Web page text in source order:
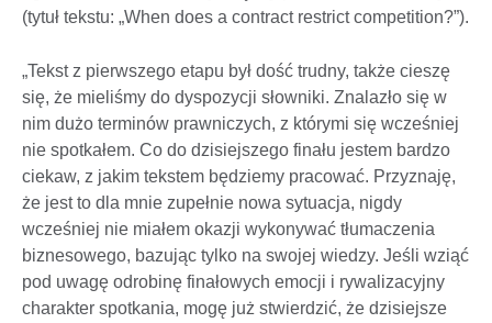
(tytuł tekstu: „When does a contract restrict competition?”).
„Tekst z pierwszego etapu był dość trudny, także cieszę
się, że mieliśmy do dyspozycji słowniki. Znalazło się w
nim dużo terminów prawniczych, z którymi się wcześniej
nie spotkałem. Co do dzisiejszego finału jestem bardzo
ciekaw, z jakim tekstem będziemy pracować. Przyznaję,
że jest to dla mnie zupełnie nowa sytuacja, nigdy
wcześniej nie miałem okazji wykonywać tłumaczenia
biznesowego, bazując tylko na swojej wiedzy. Jeśli wziąć
pod uwagę odrobinę finałowych emocji i rywalizacyjny
charakter spotkania, mogę już stwierdzić, że dzisiejsze